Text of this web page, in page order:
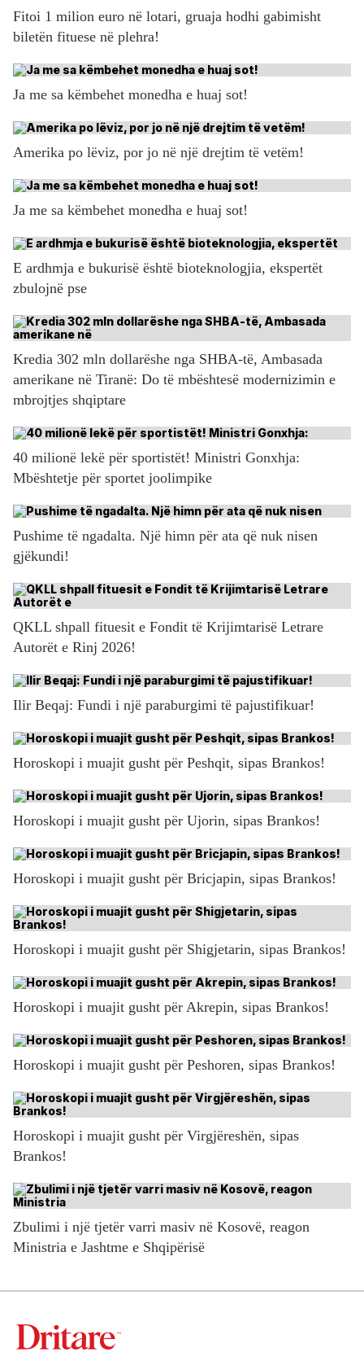
Fitoi 1 milion euro në lotari, gruaja hodhi gabimisht
biletën fituese në plehra!
Ja me sa këmbehet monedha e huaj sot!
Amerika po lëviz, por jo në një drejtim të vetëm!
Ja me sa këmbehet monedha e huaj sot!
E ardhmja e bukurisë është bioteknologjia, ekspertët
zbulojnë pse
Kredia 302 mln dollarëshe nga SHBA-të, Ambasada
amerikane në Tiranë: Do të mbështesë modernizimin e
mbrojtjes shqiptare
40 milionë lekë për sportistët! Ministri Gonxhja:
Mbështetje për sportet joolimpike
Pushime të ngadalta. Një himn për ata që nuk nisen
gjëkundi!
QKLL shpall fituesit e Fondit të Krijimtarisë Letrare
Autorët e Rinj 2026!
Ilir Beqaj: Fundi i një paraburgimi të pajustifikuar!
Horoskopi i muajit gusht për Peshqit, sipas Brankos!
Horoskopi i muajit gusht për Ujorin, sipas Brankos!
Horoskopi i muajit gusht për Bricjapin, sipas Brankos!
Horoskopi i muajit gusht për Shigjetarin, sipas Brankos!
Horoskopi i muajit gusht për Akrepin, sipas Brankos!
Horoskopi i muajit gusht për Peshoren, sipas Brankos!
Horoskopi i muajit gusht për Virgjëreshën, sipas
Brankos!
Zbulimi i një tjetër varri masiv në Kosovë, reagon
Ministria e Jashtme e Shqipërisë